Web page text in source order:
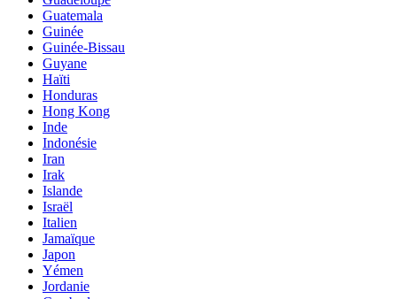
Guatemala
Guinée
Guinée-Bissau
Guyane
Haïti
Honduras
Hong Kong
Inde
Indonésie
Iran
Irak
Islande
Israël
Italien
Jamaïque
Japon
Yémen
Jordanie